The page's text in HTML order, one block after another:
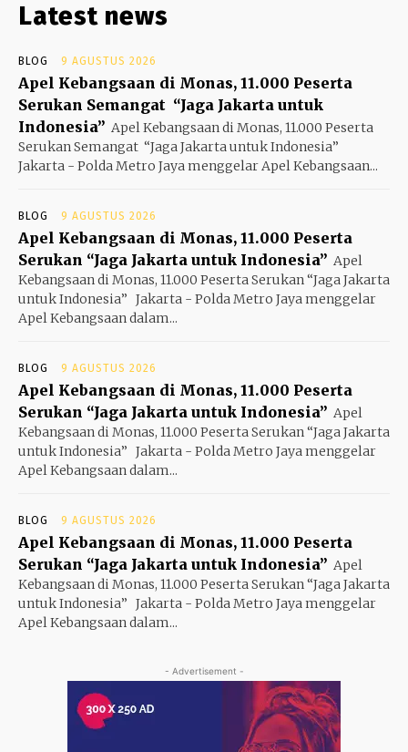
Latest news
BLOG 9 AGUSTUS 2026
Apel Kebangsaan di Monas, 11.000 Peserta
Serukan Semangat “Jaga Jakarta untuk
Indonesia” Apel Kebangsaan di Monas, 11.000 Peserta
Serukan Semangat “Jaga Jakarta untuk Indonesia”
Jakarta - Polda Metro Jaya menggelar Apel Kebangsaan...
BLOG 9 AGUSTUS 2026
Apel Kebangsaan di Monas, 11.000 Peserta
Serukan “Jaga Jakarta untuk Indonesia” Apel
Kebangsaan di Monas, 11.000 Peserta Serukan “Jaga Jakarta
untuk Indonesia” Jakarta - Polda Metro Jaya menggelar
Apel Kebangsaan dalam...
BLOG 9 AGUSTUS 2026
Apel Kebangsaan di Monas, 11.000 Peserta
Serukan “Jaga Jakarta untuk Indonesia” Apel
Kebangsaan di Monas, 11.000 Peserta Serukan “Jaga Jakarta
untuk Indonesia” Jakarta - Polda Metro Jaya menggelar
Apel Kebangsaan dalam...
BLOG 9 AGUSTUS 2026
Apel Kebangsaan di Monas, 11.000 Peserta
Serukan “Jaga Jakarta untuk Indonesia” Apel
Kebangsaan di Monas, 11.000 Peserta Serukan “Jaga Jakarta
untuk Indonesia” Jakarta - Polda Metro Jaya menggelar
Apel Kebangsaan dalam...
- Advertisement -